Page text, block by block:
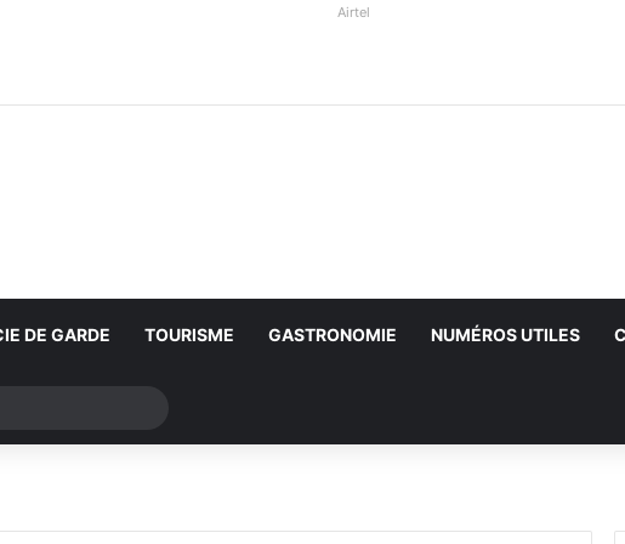
Airtel
DE GARDE TOURISME GASTRONOMIE NUMÉROS UTILES